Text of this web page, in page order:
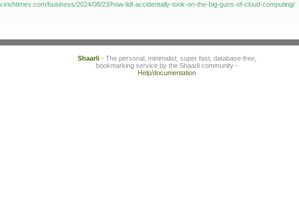
business/2024/08/23/how-lidl-accidentally-took-on-the-big-guns-of-cloud-computing/
Shaarli- The personal, minimalist, super fast, database-free,
bookmarking service by the Shaarli community -
Help/documentation